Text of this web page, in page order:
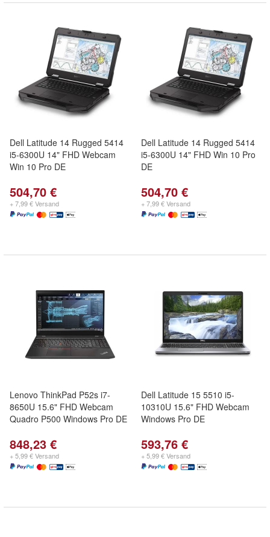
Dell Latitude 14 Rugged 5414
i5-6300U 14" FHD Webcam
Win 10 Pro DE
504,70 €
+ 7,99 € Versand
Dell Latitude 14 Rugged 5414
i5-6300U 14" FHD Win 10 Pro
DE
504,70 €
+ 7,99 € Versand
Lenovo ThinkPad P52s i7-
8650U 15.6" FHD Webcam
Quadro P500 Windows Pro DE
848,23 €
+ 5,99 € Versand
Dell Latitude 15 5510 i5-
10310U 15.6" FHD Webcam
Windows Pro DE
593,76 €
+ 5,99 € Versand